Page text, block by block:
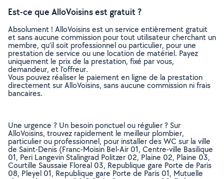
Est-ce que AlloVoisins est gratuit ?
Absolument ! AlloVoisins est un service entièrement gratuit
et sans aucune commission pour tout utilisateur cherchant un
membre, qu’il soit professionnel ou particulier, pour une
prestation de service ou une location de matériel. Payez
uniquement le prix de la prestation, fixé par vous,
demandeur, et l’offreur.
Vous pouvez réaliser le paiement en ligne de la prestation
directement sur AlloVoisins, sans aucune commission ni frais
bancaires.
Une urgence ? Un besoin ponctuel ou régulier ? Sur
AlloVoisins, trouvez rapidement le meilleur plombier,
particulier ou professionnel, pour installer des WC sur la ville
de Saint-Denis (Franc-Moisin Bel-Air 01, Centre-ville Basilique
01, Peri Langevin Stalingrad Politzer 02, Plaine 02, Plaine 03,
Courtille Saussaie Floreal 03, Republique gare Porte de Paris
08, Pleyel 01, Republique gare Porte de Paris 01, Mutuelle